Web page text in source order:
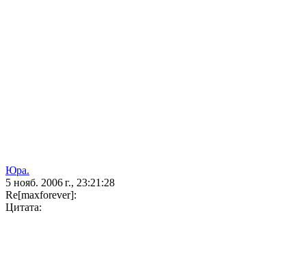
Юра.
5 нояб. 2006 г., 23:21:28
Re[maxforever]:
Цитата: